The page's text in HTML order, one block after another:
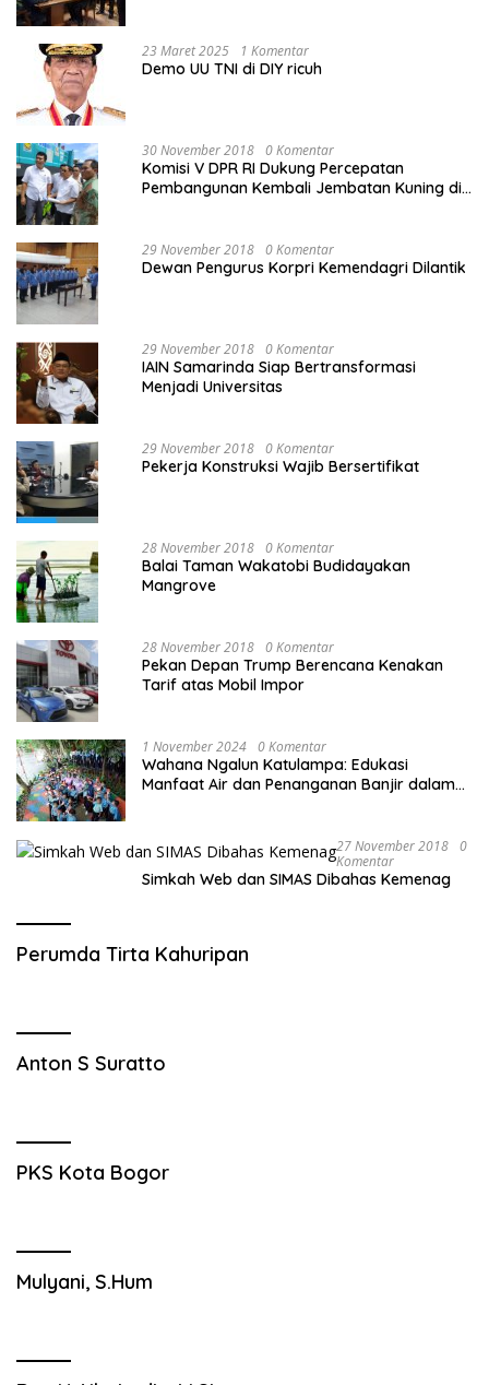
23 Maret 2025 1 Komentar
Demo UU TNI di DIY ricuh
30 November 2018 0 Komentar
Komisi V DPR RI Dukung Percepatan
Pembangunan Kembali Jembatan Kuning di
29 November 2018 0 Komentar
Dewan Pengurus Korpri Kemendagri Dilantik
29 November 2018 0 Komentar
IAIN Samarinda Siap Bertransformasi
Menjadi Universitas
29 November 2018 0 Komentar
Pekerja Konstruksi Wajib Bersertifikat
28 November 2018 0 Komentar
Balai Taman Wakatobi Budidayakan
Mangrove
28 November 2018 0 Komentar
Pekan Depan Trump Berencana Kenakan
Tarif atas Mobil Impor
1 November 2024 0 Komentar
Wahana Ngalun Katulampa: Edukasi
Manfaat Air dan Penanganan Banjir dalam
27 November 2018 0
Komentar
Simkah Web dan SIMAS Dibahas Kemenag
Perumda Tirta Kahuripan
Anton S Suratto
PKS Kota Bogor
Mulyani, S.Hum